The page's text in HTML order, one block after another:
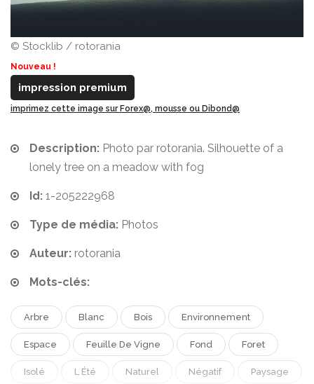
© Stocklib / rotorania
Nouveau !
impression premium
imprimez cette image sur Forex@, mousse ou Dibond@
Description: Photo par rotorania. Silhouette of a
lonely tree on a meadow with fog
Id: 1-205222968
Type de média: Photos
Auteur: rotorania
Mots-clés:
Arbre Blanc Bois Environnement
Espace Feuille De Vigne Fond Foret
Isolé L Été Naturel Négatif Paysage